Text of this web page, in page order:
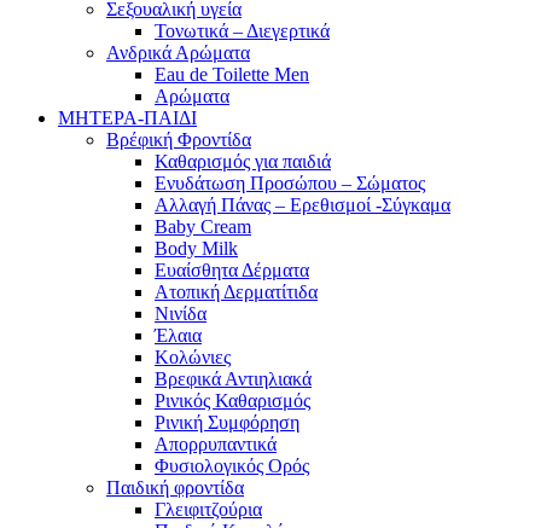
Σεξουαλική υγεία
Τονωτικά – Διεγερτικά
Ανδρικά Αρώματα
Eau de Toilette Men
Αρώματα
ΜΗΤΕΡΑ-ΠΑΙΔΙ
Βρέφική Φροντίδα
Καθαρισμός για παιδιά
Ενυδάτωση Προσώπου – Σώματος
Αλλαγή Πάνας – Ερεθισμοί -Σύγκαμα
Baby Cream
Body Milk
Ευαίσθητα Δέρματα
Ατοπική Δερματίτιδα
Νινίδα
Έλαια
Κολώνιες
Βρεφικά Αντιηλιακά
Ρινικός Καθαρισμός
Ρινική Συμφόρηση
Απορρυπαντικά
Φυσιολογικός Ορός
Παιδική φροντίδα
Γλειφιτζούρια